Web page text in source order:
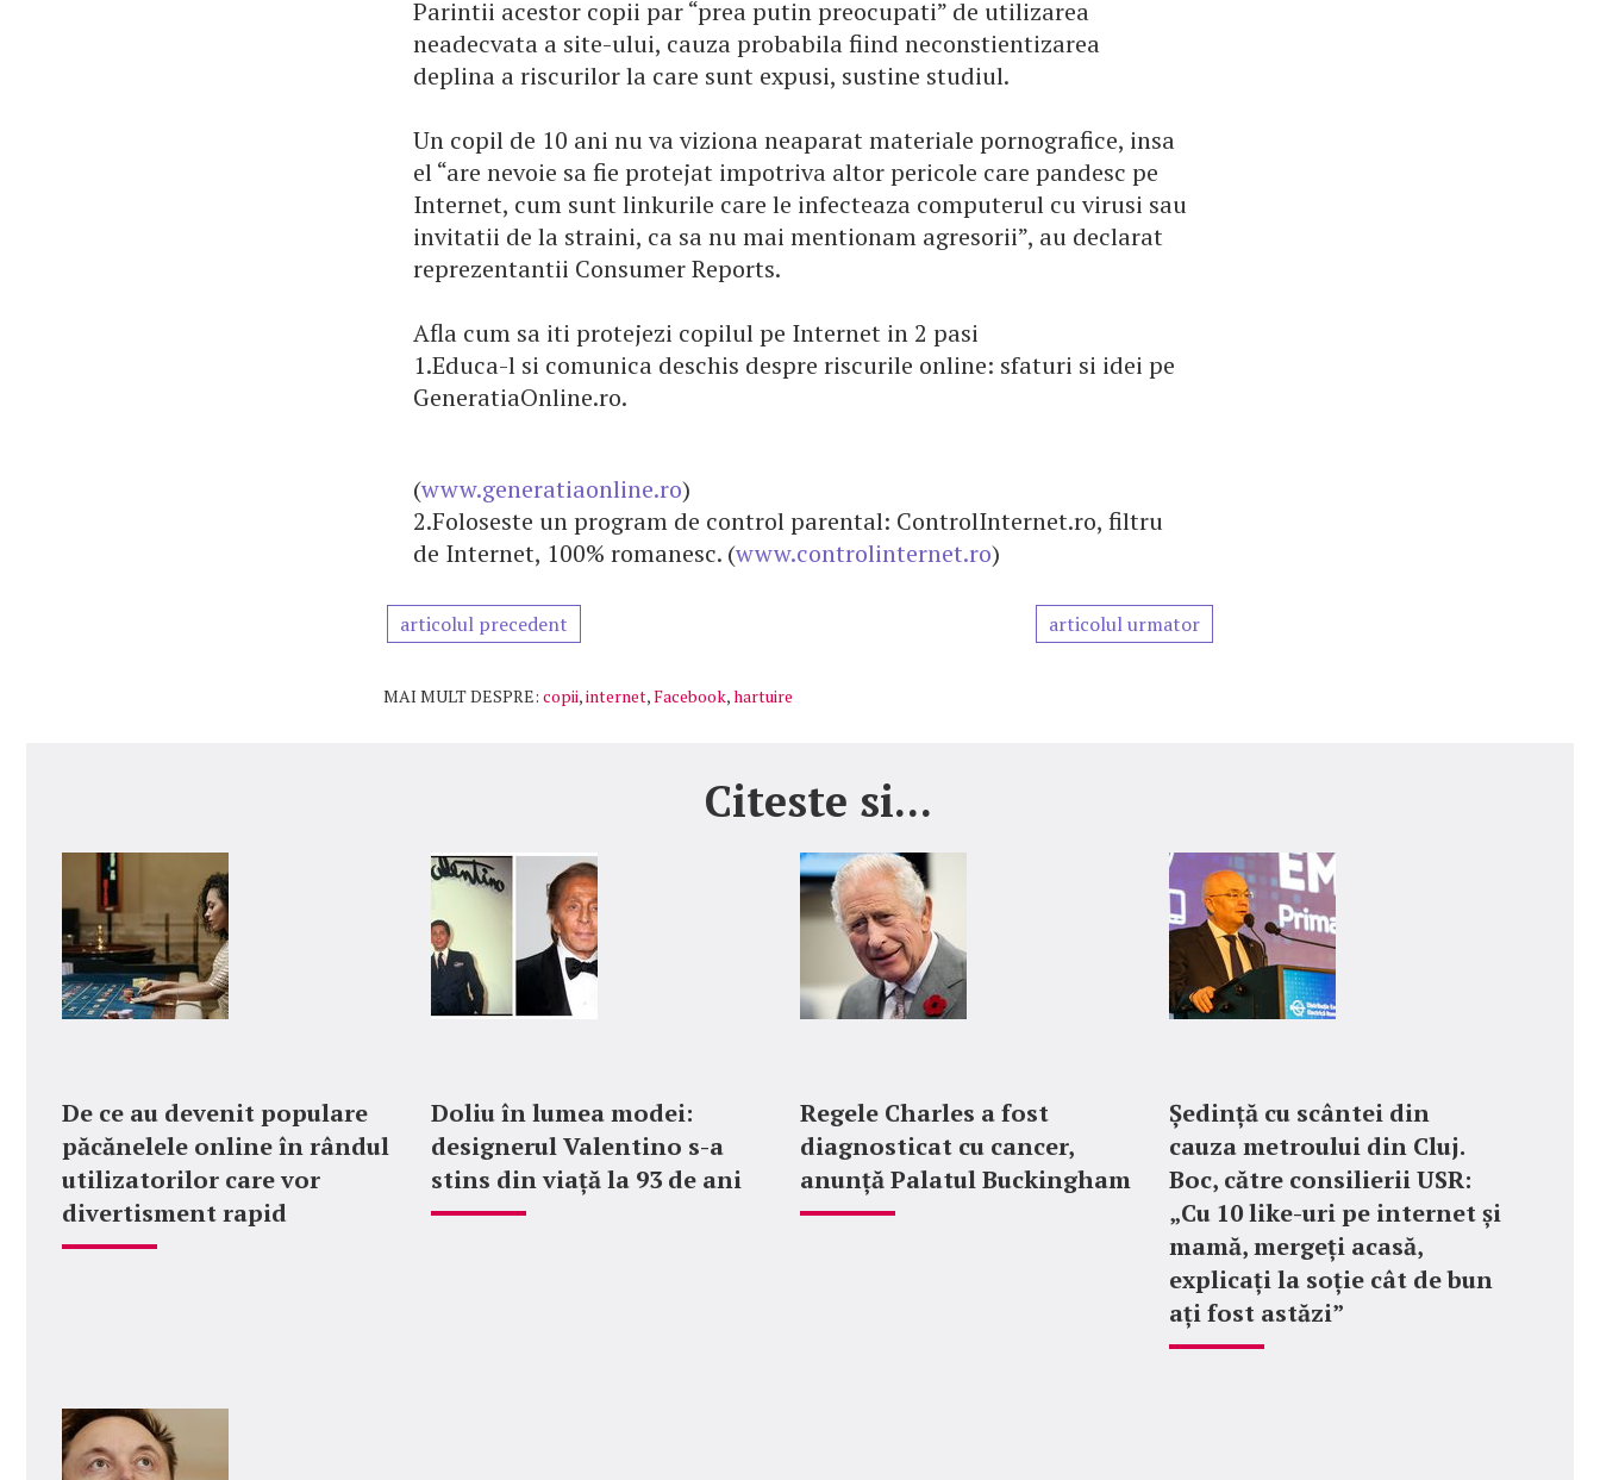
Parintii acestor copii par “prea putin preocupati” de utilizarea
neadecvata a site-ului, cauza probabila fiind neconstientizarea
deplina a riscurilor la care sunt expusi, sustine studiul.
Un copil de 10 ani nu va viziona neaparat materiale pornografice, insa
el “are nevoie sa fie protejat impotriva altor pericole care pandesc pe
Internet, cum sunt linkurile care le infecteaza computerul cu virusi sau
invitatii de la straini, ca sa nu mai mentionam agresorii”, au declarat
reprezentantii Consumer Reports.
Afla cum sa iti protejezi copilul pe Internet in 2 pasi
1.Educa-l si comunica deschis despre riscurile online: sfaturi si idei pe
GeneratiaOnline.ro.
(www.generatiaonline.ro)
2.Foloseste un program de control parental: ControlInternet.ro, filtru
de Internet, 100% romanesc. (www.controlinternet.ro)
articolul precedent articolul urmator
MAI MULT DESPRE: copii,internet,Facebook,hartuire
Citeste si...
De ce au devenit populare
păcănelele online în rândul
utilizatorilor care vor
divertisment rapid
Doliu în lumea modei:
designerul Valentino s-a
stins din viață la 93 de ani
Regele Charles a fost
diagnosticat cu cancer,
anunță Palatul Buckingham
Ședință cu scântei din
cauza metroului din Cluj.
Boc, către consilierii USR:
„Cu 10 like-uri pe internet și
mamă, mergeți acasă,
explicați la soție cât de bun
ați fost astăzi”